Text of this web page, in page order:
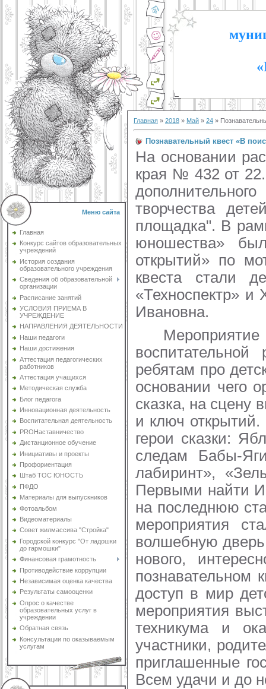
Меню сайта
Главная
Конкурс сайтов образовательных
учреждений
История создания
образовательного учреждения
Сведения об образовательной
организации
Расписание занятий
УСЛОВИЯ ПРИЕМА В
УЧРЕЖДЕНИЕ
НАПРАВЛЕНИЯ ДЕЯТЕЛЬНОСТИ
Наши педагоги
Наши достижения
Аттестация педагогических
работников
Аттестация учащихся
Методическая служба
Блог педагога
Инновационная деятельность
Воспитательная деятельность
PROНаставничество
Дистанционное обучение
Инициативы и проекты
Профориентация
Штаб ТОС ЮНОСТЬ
ПФДО
Материалы для выпускников
Фотоальбом
Видеоматериалы
Совет жилмассива "Стройка"
Городской конкурс "От ладошки
до гармошки"
Финансовая грамотность
Противодействие коррупции
Независимая оценка качества
Результаты самооценки
Опрос о качестве
образовательных услуг в
учреждении
Обратная связь
Консультации по оказываемым
услугам
Главная » 2018 » Май » 24 »
Познавательный квест «В
На основании
края № 432 от
творчества
площадка". В
юношества»
открытий» по
квеста стали
«Техноспектр»
Ивановна.
Мероприятие
ребятам про
основании чего
сказка, на сцену
и ключ
герои сказки:
следам Бабы-
лабиринт»,
Первыми найти
на последнюю
мероприятия
волшебную
нового,
познавательном
доступ в мир
мероприятия
техникума и
участники,
приглашенные
Всем удачи и до